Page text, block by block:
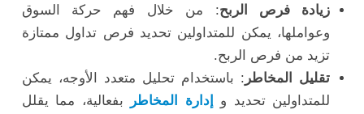
زيادة فرص الربح: من خلال فهم حركة السوق
وعواملها، يمكن للمتداولين تحديد فرص تداول ممتازة
تزيد من فرص الربح.
تقليل المخاطر : باستخدام تحليل متعدد الأوجه، يمكن
للمتداولين تحديد و
إدارة المخاطر
بفعالية، مما يقلل